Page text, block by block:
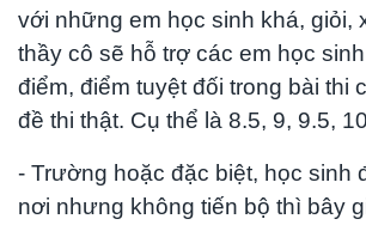
với những em học sinh khá, giỏi,
thầy cô sẽ hỗ trợ các em học
điểm, điểm tuyệt đối trong bài thi
đề thi thật. Cụ thể là 8.5, 9, 9.5,
- Trường hoặc đặc biệt, học sinh
nơi nhưng không tiến bộ thì bây